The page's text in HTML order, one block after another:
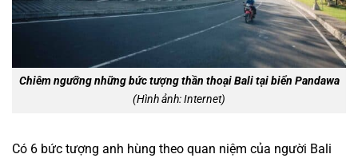
Chiêm ngưỡng những bức tượng thần thoại Bali tại biển Pandawa
(Hình ảnh: Internet)
Có 6 bức tượng anh hùng theo quan niệm của người Bali